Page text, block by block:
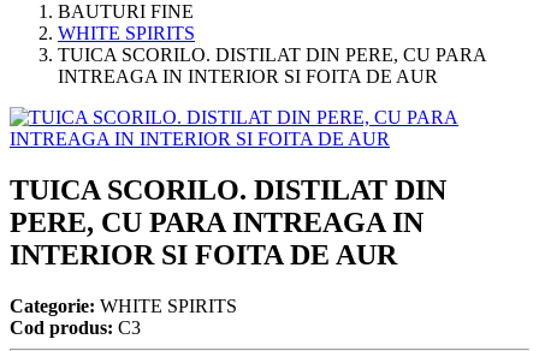
BAUTURI FINE
WHITE SPIRITS
TUICA SCORILO. DISTILAT DIN PERE, CU PARA
INTREAGA IN INTERIOR SI FOITA DE AUR
TUICA SCORILO. DISTILAT DIN
PERE, CU PARA INTREAGA IN
INTERIOR SI FOITA DE AUR
Categorie: WHITE SPIRITS
Cod produs: C3